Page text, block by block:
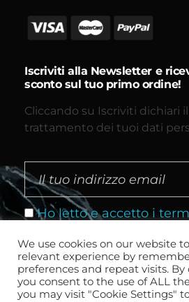
Iscriviti alla Newsletter e
sconto sul tuo primo ordine!
Cliccando su Iscriviti dichiari il
trattamento dei tuoi dati
Ho letto e accetto i
We use cookies on our website
relevant experience by
preferences and repeat visits. By
you consent to the use of ALL
you may visit "Cookie Settings"